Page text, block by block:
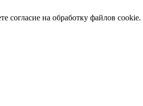
согласие на обработку файлов cookie.